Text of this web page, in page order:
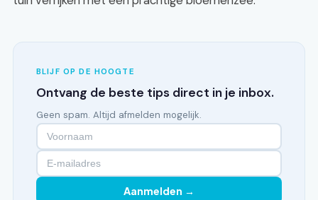
BLIJF OP DE HOOGTE
Ontvang de beste tips direct in je inbox.
Geen spam. Altijd afmelden mogelijk.
Aanmelden →